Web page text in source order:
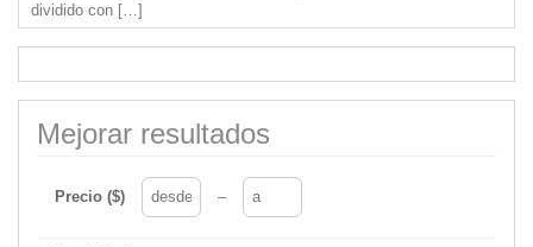
dividido con […]
Mejorar resultados
Precio ($) –